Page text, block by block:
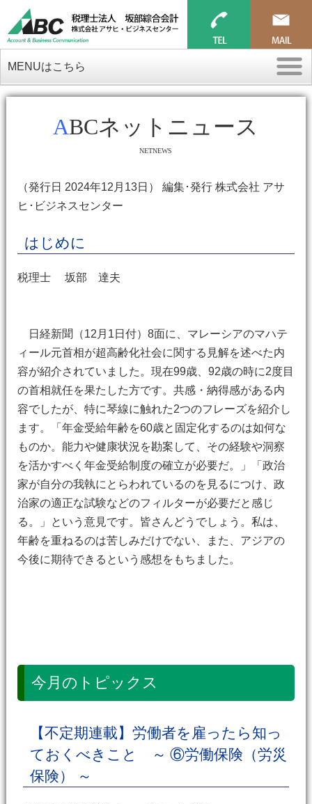
MENUはこちら
ABCネットニュース
NETNEWS
（発行日 2024年12月13日） 編集･発行 株式会社 アサ
ヒ･ビジネスセンター
はじめに
税理士 坂部 達夫
日経新聞（12月1日付）8面に、マレーシアのマハテ
ィール元首相が超高齢化社会に関する見解を述べた内
容が紹介されていました。現在99歳、92歳の時に2度目
の首相就任を果たした方です。共感・納得感がある内
容でしたが、特に琴線に触れた2つのフレーズを紹介し
ます。「年金受給年齢を60歳と固定化するのは如何な
ものか。能力や健康状況を勘案して、その経験や洞察
を活かすべく年金受給制度の確立が必要だ。」「政治
家が自分の我執にとらわれているのを見るにつけ、政
治家の適正な試験などのフィルターが必要だと感じ
る。」という意見です。皆さんどうでしょう。私は、
年齢を重ねるのは苦しみだけでない、また、アジアの
今後に期待できるという感想をもちました。
今月のトピックス
【不定期連載】労働者を雇ったら知っ
ておくべきこと ～ ⑥労働保険（労災
保険） ～